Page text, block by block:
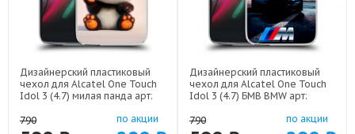
Дизайнерский пластиковый
чехол для Alcatel One Touch
Idol 3 (4.7) милая панда арт:
790
по акции
Дизайнерский пластиковый
чехол для Alcatel One Touch
Idol 3 (4.7) БМВ BMW арт:
790
по акции